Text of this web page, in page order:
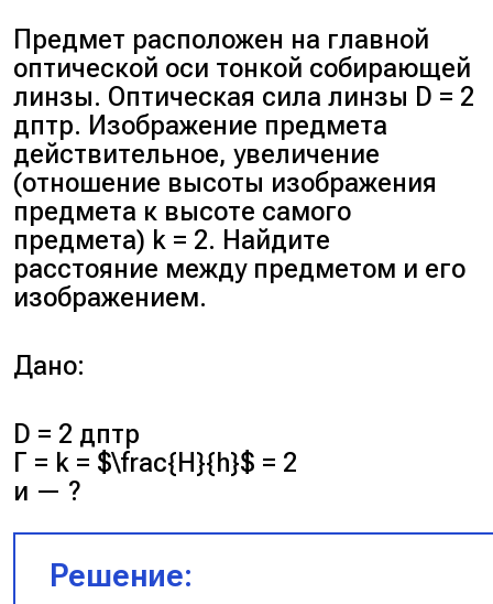
$\Gamma = \frac{H}{h} = \frac{|f|}
{d} \Rightarrow d = |f|\frac{h}{H} =
25 \cdot \frac{20}{5} = 100 \text{
см} = 1 \text{ м}$
Запишем формулу тонкой
линзы:
$− \frac{1}{|F|} = \frac{1}{d} −
находится по формуле:
$|D| = \frac{1}{|F|}$
$|D| = \frac{1}{|F|} = \frac{1}{|f|} −
\frac{1}{d} = \frac{1}{0,25} −
Предмет расположен на главной
оптической оси тонкой собирающей
линзы. Оптическая сила линзы D = 2
дптр. Изображение предмета
действительное, увеличение
(отношение высоты изображения
предмета к высоте самого
предмета) k = 2. Найдите
расстояние между предметом и его
изображением.
Дано:
D = 2 дптр
Г = k = $\frac{H}{h}$ = 2
и — ?
Решение: